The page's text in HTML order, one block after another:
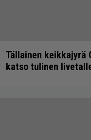
Tällainen keikkajyrä
katso tulinen